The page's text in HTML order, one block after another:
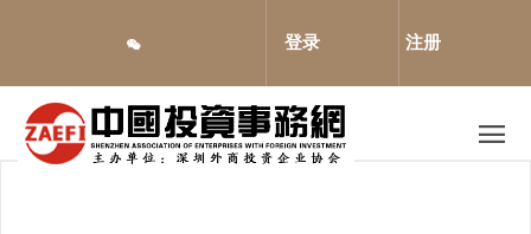
主
登录 注册